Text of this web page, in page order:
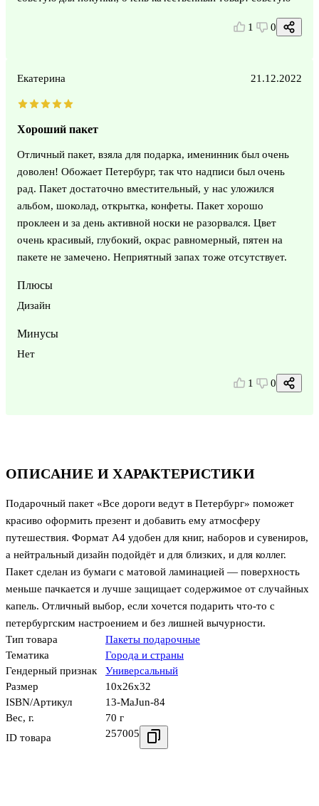
ОПИСАНИЕ И ХАРАКТЕРИСТИКИ
Подарочный пакет «Все дороги ведут в Петербург» поможет
красиво оформить презент и добавить ему атмосферу
путешествия. Формат А4 удобен для книг, наборов и сувениров,
а нейтральный дизайн подойдёт и для близких, и для коллег.
Пакет сделан из бумаги с матовой ламинацией — поверхность
меньше пачкается и лучше защищает содержимое от случайных
капель. Отличный выбор, если хочется подарить что-то с
петербургским настроением и без лишней вычурности.
Тип товара
Пакеты подарочные
Тематика
Города и страны
Гендерный признак
Универсальный
Размер
10x26x32
ISBN/Артикул
13-MaJun-84
Вес, г.
70 г
ID товара
257005
1 0
Екатерина 21.12.2022
Хороший пакет
Отличный пакет, взяла для подарка, именинник был очень
доволен! Обожает Петербург, так что надписи был очень
рад. Пакет достаточно вместительный, у нас уложился
альбом, шоколад, открытка, конфеты. Пакет хорошо
проклеен и за день активной носки не разорвался. Цвет
очень красивый, глубокий, окрас равномерный, пятен на
пакете не замечено. Неприятный запах тоже отсутствует.
Плюсы
Дизайн
Минусы
Нет
1 0